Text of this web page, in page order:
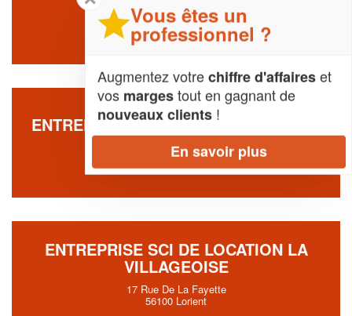
17 Residence Ar Vervent
56640 Arzon
ENTREPRISE S.A.R.L LOC’SAR (SARL)
17 Rue Winston Churchill
56000 Vannes
ENTREPRISE SCI DE LOCATION LA
VILLAGEOISE
17 Rue De La Fayette
56100 Lorient
Vous êtes un
professionnel ?
Augmentez votrechiffre d'affaireset
vos margestout en gagnant de
nouveaux clients !
En savoir plus